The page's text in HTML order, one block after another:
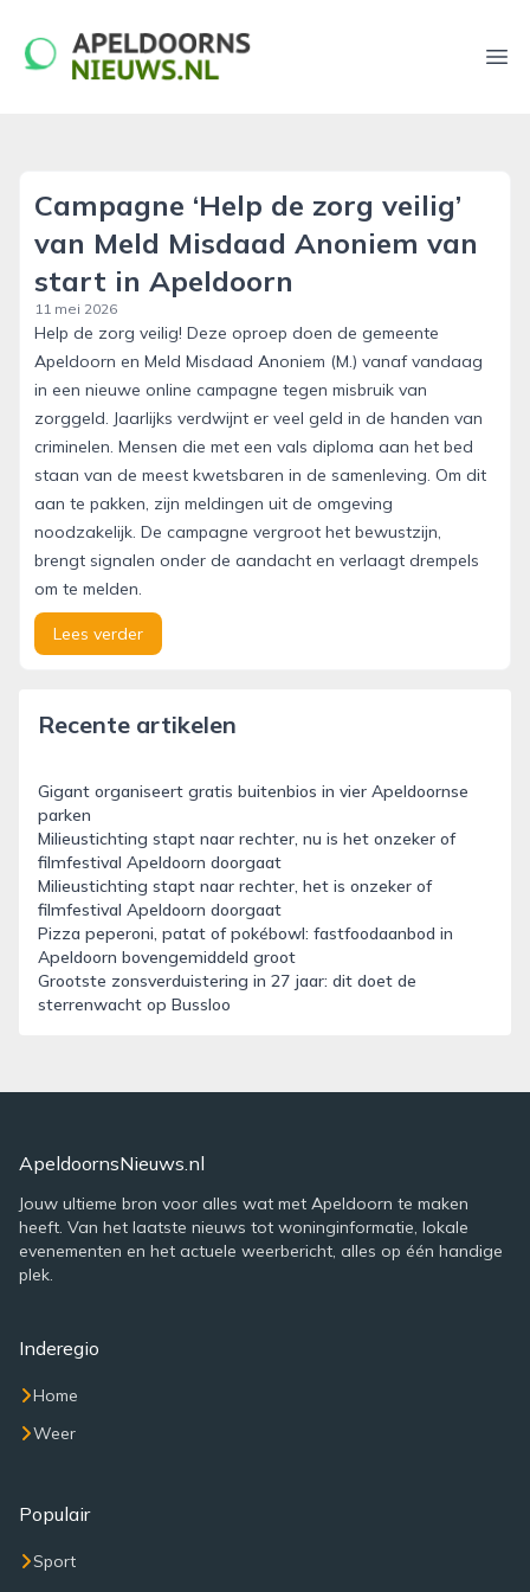
apeldoornsnieuws.nl
Campagne ‘Help de zorg veilig’
van Meld Misdaad Anoniem van
start in Apeldoorn
11 mei 2026
Help de zorg veilig! Deze oproep doen de gemeente
Apeldoorn en Meld Misdaad Anoniem (M.) vanaf vandaag
in een nieuwe online campagne tegen misbruik van
zorggeld. Jaarlijks verdwijnt er veel geld in de handen van
criminelen. Mensen die met een vals diploma aan het bed
staan van de meest kwetsbaren in de samenleving. Om dit
aan te pakken, zijn meldingen uit de omgeving
noodzakelijk. De campagne vergroot het bewustzijn,
brengt signalen onder de aandacht en verlaagt drempels
om te melden.
Lees verder
Recente artikelen
Gigant organiseert gratis buitenbios in vier Apeldoornse
parken
Milieustichting stapt naar rechter, nu is het onzeker of
filmfestival Apeldoorn doorgaat
Milieustichting stapt naar rechter, het is onzeker of
filmfestival Apeldoorn doorgaat
Pizza peperoni, patat of pokébowl: fastfoodaanbod in
Apeldoorn bovengemiddeld groot
Grootste zonsverduistering in 27 jaar: dit doet de
sterrenwacht op Bussloo
ApeldoornsNieuws.nl
Jouw ultieme bron voor alles wat met Apeldoorn te maken
heeft. Van het laatste nieuws tot woninginformatie, lokale
evenementen en het actuele weerbericht, alles op één handige
plek.
Inderegio
Home
Weer
Populair
Sport